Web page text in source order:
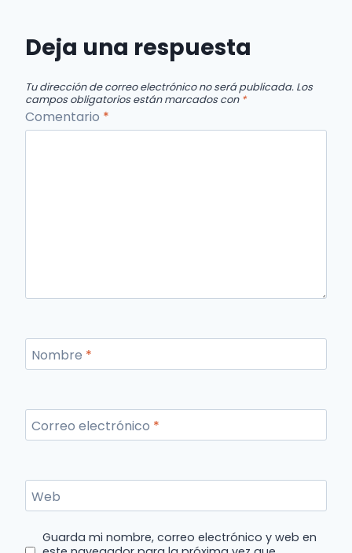
Deja una respuesta
Tu dirección de correo electrónico no será publicada. Los
campos obligatorios están marcados con *
Comentario *
Nombre *
Correo electrónico *
Web
Guarda mi nombre, correo electrónico y web en